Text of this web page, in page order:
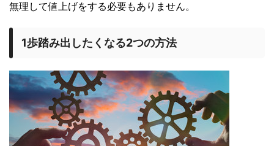
無理して値上げをする必要もありません。
1歩踏み出したくなる2つの方法